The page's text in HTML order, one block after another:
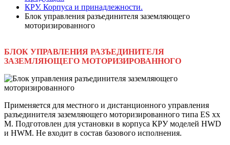
КРУ. Корпуса и принадлежности.
Блок управления разъединителя заземляющего
моторизированного
БЛОК УПРАВЛЕНИЯ РАЗЪЕДИНИТЕЛЯ
ЗАЗЕМЛЯЮЩЕГО МОТОРИЗИРОВАННОГО
Применяется для местного и дистанционного управления
разъединителя заземляющего моторизированного типа ES xx
М. Подготовлен для установки в корпуса КРУ моделей HWD
и HWM. Не входит в состав базового исполнения.